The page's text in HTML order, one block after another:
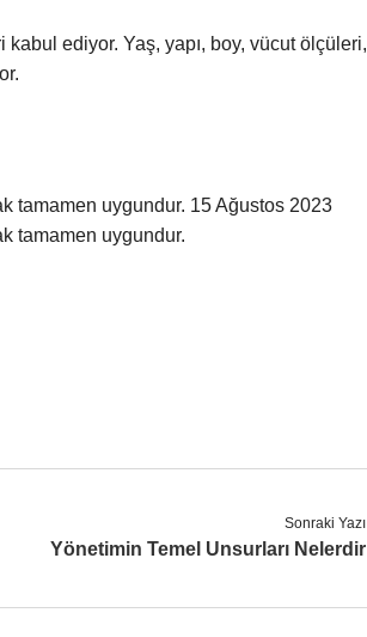
ediyor. Yaş, yapı, boy, vücut ölçüleri,
tamamen uygundur. 15 Ağustos 2023
tamamen uygundur.
Sonraki Yazı
Yönetimin Temel Unsurları Nelerdir